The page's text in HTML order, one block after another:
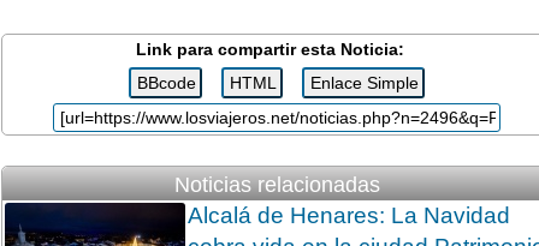
Link para compartir esta Noticia:
Noticias relacionadas
Alcalá de Henares: La Navidad